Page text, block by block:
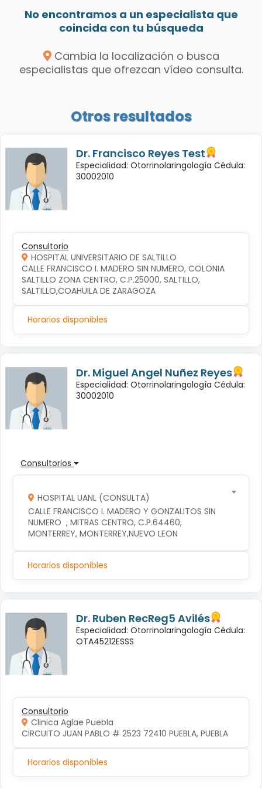
No encontramos a un especialista que
coincida con tu búsqueda
Cambia la localización o busca
especialistas que ofrezcan vídeo consulta.
Otros resultados
Dr. Francisco Reyes Test
Especialidad: Otorrinolaringología Cédula:
30002010
Consultorio
HOSPITAL UNIVERSITARIO DE SALTILLO
CALLE FRANCISCO I. MADERO SIN NUMERO, COLONIA
SALTILLO ZONA CENTRO, C.P.25000, SALTILLO,
SALTILLO,COAHUILA DE ZARAGOZA
Horarios disponibles
Dr. Miguel Angel Nuñez Reyes
Especialidad: Otorrinolaringología Cédula:
30002010
Consultorios
HOSPITAL UANL (CONSULTA)
CALLE FRANCISCO I. MADERO Y GONZALITOS SIN
NUMERO  , MITRAS CENTRO, C.P.64460,
MONTERREY, MONTERREY,NUEVO LEON
Horarios disponibles
Dr. Ruben RecReg5 Avilés
Especialidad: Otorrinolaringología Cédula:
OTA45212ESSS
Consultorio
Clinica Aglae Puebla
CIRCUITO JUAN PABLO # 2523 72410 PUEBLA, PUEBLA
Horarios disponibles